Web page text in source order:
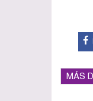
MÁS